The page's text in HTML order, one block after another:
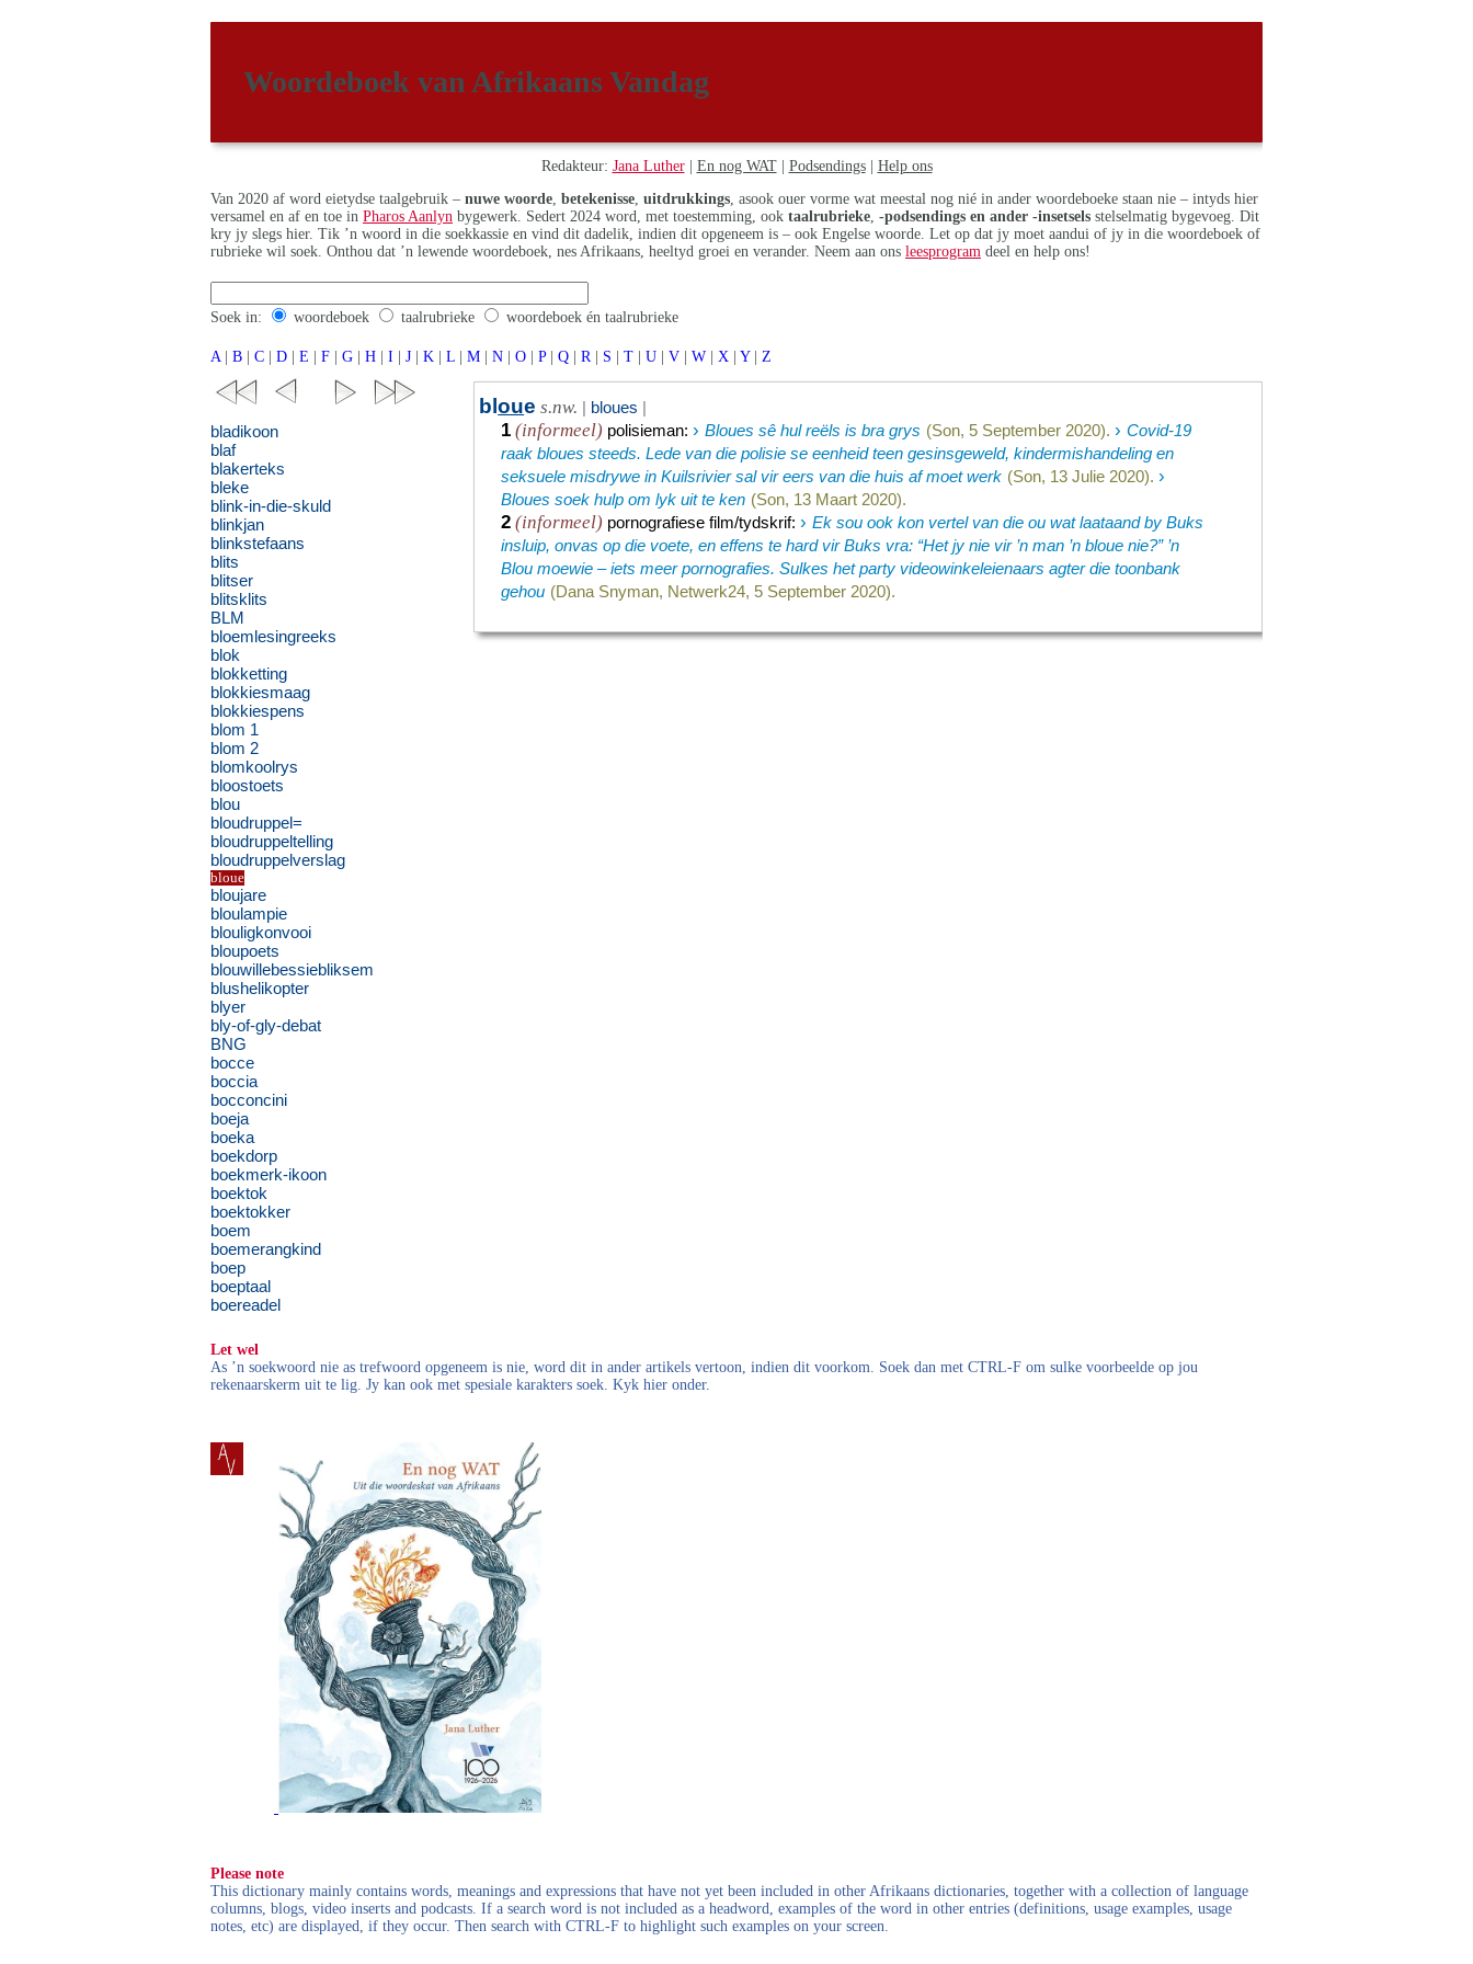
Woordeboek van Afrikaans Vandag
Redakteur: Jana Luther| En nog WAT| Podsendings| Help ons
Van 2020 af word eietydse taalgebruik – nuwe woorde betekenisse uitdrukkings , asook ouer vorme wat meestal nog nié in ander woordeboeke staan nie – intyds hier
versamel en af en toe in Pharos Aanlyn bygewerk. Sedert 2024 word, met toestemming, ook taalrubrieke -podsendings en ander -insetsels stelselmatig bygevoeg. Dit
kry jy slegs hier. Tik ’n woord in die soekkassie en vind dit dadelik, indien dit opgeneem is – ook Engelse woorde. Let op dat jy moet aandui of jy in die woordeboek of
rubrieke wil soek. Onthou dat ’n lewende woordeboek, nes Afrikaans, heeltyd groei en verander. Neem aan ons leesprogram deel en help ons!
Soek in: woordeboek taalrubrieke woordeboek én taalrubrieke
A | B | C | D | E | F | G | H | I | J | K | L | M | N | O | P | Q | R | S | T | U | V | W | X | Y | Z
bloue s.nw. | bloues |
1 (informeel) polisieman:› Bloues sê hul reëls is bra grys (Son, 5 September 2020). › Covid-19
raak bloues steeds. Lede van die polisie se eenheid teen gesinsgeweld, kindermishandeling en
seksuele misdrywe in Kuilsrivier sal vir eers van die huis af moet werk (Son, 13 Julie 2020). ›
Bloues soek hulp om lyk uit te ken (Son, 13 Maart 2020).
2 (informeel) pornografiese film/tydskrif:› Ek sou ook kon vertel van die ou wat laataand by Buks
insluip, onvas op die voete, en effens te hard vir Buks vra: “Het jy nie vir ’n man ’n bloue nie?” ’n
Blou moewie – iets meer pornografies. Sulkes het party videowinkeleienaars agter die toonbank
gehou (Dana Snyman, Netwerk24, 5 September 2020).
bladikoon
blaf
blakerteks
bleke
blink-in-die-skuld
blinkjan
blinkstefaans
blits
blitser
blitsklits
BLM
bloemlesingreeks
blok
blokketting
blokkiesmaag
blokkiespens
blom 1
blom 2
blomkoolrys
bloostoets
blou
bloudruppel=
bloudruppeltelling
bloudruppelverslag
bloue
bloujare
bloulampie
blouligkonvooi
bloupoets
blouwillebessiebliksem
blushelikopter
blyer
bly-of-gly-debat
BNG
bocce
boccia
bocconcini
boeja
boeka
boekdorp
boekmerk-ikoon
boektok
boektokker
boem
boemerangkind
boep
boeptaal
boereadel
Let wel
As ’n soekwoord nie as trefwoord opgeneem is nie, word dit in ander artikels vertoon, indien dit voorkom. Soek dan met CTRL-F om sulke voorbeelde op jou
rekenaarskerm uit te lig. Jy kan ook met spesiale karakters soek. Kyk hier onder.
Please note
This dictionary mainly contains words, meanings and expressions that have not yet been included in other Afrikaans dictionaries, together with a collection of language
columns, blogs, video inserts and podcasts. If a search word is not included as a headword, examples of the word in other entries (definitions, usage examples, usage
notes, etc) are displayed, if they occur. Then search with CTRL-F to highlight such examples on your screen.